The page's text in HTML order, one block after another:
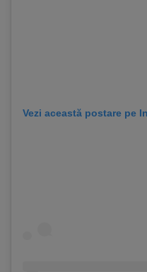
Vezi această postare pe